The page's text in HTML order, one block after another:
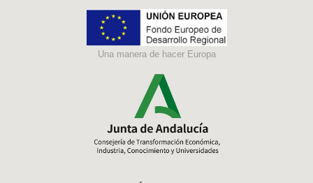
Una manera de hacer Europa